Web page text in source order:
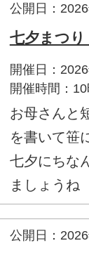
公開日：
七夕まつり
開催日：
開催時間：
お母さんと
を書いて笹
七夕にちな
ましょうね
公開日：